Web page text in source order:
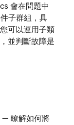
會在問題中
子群組，具
可以運用子類
並判斷故障是
— 瞭解如何將